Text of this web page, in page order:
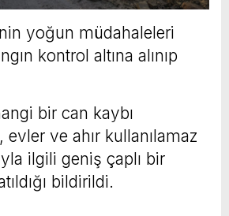
yoğun müdahaleleri
kontrol altına alınıp
bir can kaybı
ve ahır kullanılamaz
ilgili geniş çaplı bir
bildirildi.